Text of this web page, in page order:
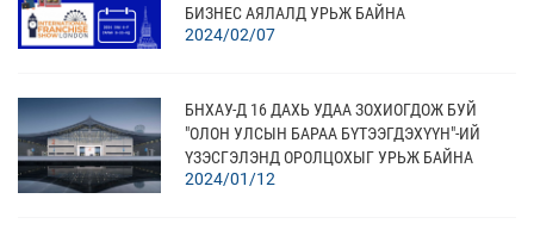
БИЗНЕС АЯЛАЛД УРЬЖ БАЙНА
2024/02/07
БНХАУ-Д 16 ДАХЬ УДАА ЗОХИОГДОЖ БУЙ
"ОЛОН УЛСЫН БАРАА БҮТЭЭГДЭХҮҮН"-ИЙ
ҮЗЭСГЭЛЭНД ОРОЛЦОХЫГ УРЬЖ БАЙНА
2024/01/12